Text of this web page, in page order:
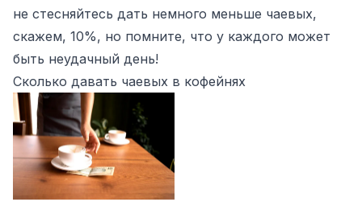
не стесняйтесь дать немного меньше чаевых,
скажем, 10%, но помните, что у каждого может
быть неудачный день!
Сколько давать чаевых в кофейнях